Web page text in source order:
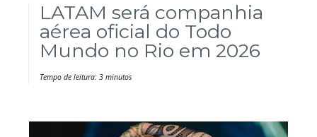
LATAM será companhia
aérea oficial do Todo
Mundo no Rio em 2026
Tempo de leitura: 3 minutos